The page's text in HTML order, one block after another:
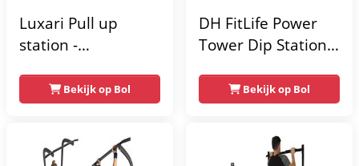
Luxari Pull up
station -
- Dip Station - Pull
Up Bar -
Krachtstation -
Bekijk op Bol
DH FitLife Power
Tower Dip Station |
vrijstaand | dip
barren rugtrainer |
krachtstation
krachttoren |
Bekijk op Bol